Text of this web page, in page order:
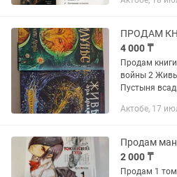
ПРОДАМ
4 000 ₸
Продам книги 1 Трилунье : на тропе
войны 2 Живые. Эра драконов :
Пустыня
Актобе, 17
Продам
2 000 ₸
Продам 1 том